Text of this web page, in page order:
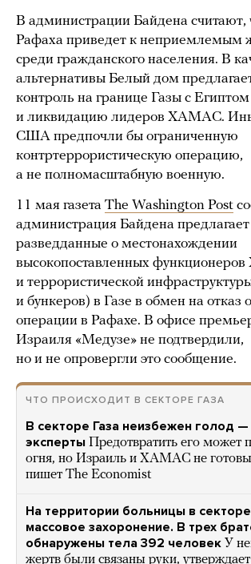
В администрации Байдена считают,
Рафаха приведет к неприемлемым
среди гражданского населения. В
альтернативы Белый дом
контроль на границе Газы с Египтом
и ликвидацию лидеров ХАМАС.
США предпочли бы ограниченную
контртеррористическую операцию,
а не полномасштабную военную.
11 мая газета The Washington Post
администрация Байдена
разведданные о местонахождении
высокопоставленных
и террористической
и бункеров) в Газе в обмен на отказ
операции в Рафахе. В офисе
Израиля «Медузе» не подтвердили,
но и не опровергли это сообщение.
ЧТО ПРОИСХОДИТ В СЕКТОРЕ ГАЗА
В секторе Газа неизбежен голод —
эксперты Предотвратить его может
огня, но Израиль и ХАМАС не готовы
пишет The Economist
На территории больницы в
массовое захоронение. В трех
обнаружены тела 392 человек У
жертв были связаны руки,